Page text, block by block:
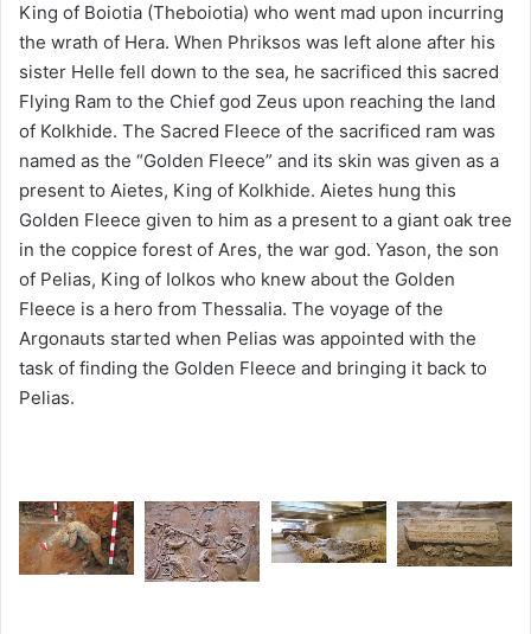
King of Boiotia (Theboiotia) who went mad upon incurring
the wrath of Hera. When Phriksos was left alone after his
sister Helle fell down to the sea, he sacrificed this sacred
Flying Ram to the Chief god Zeus upon reaching the land
of Kolkhide. The Sacred Fleece of the sacrificed ram was
named as the “Golden Fleece” and its skin was given as a
present to Aietes, King of Kolkhide. Aietes hung this
Golden Fleece given to him as a present to a giant oak tree
in the coppice forest of Ares, the war god. Yason, the son
of Pelias, King of Iolkos who knew about the Golden
Fleece is a hero from Thessalia. The voyage of the
Argonauts started when Pelias was appointed with the
task of finding the Golden Fleece and bringing it back to
Pelias.